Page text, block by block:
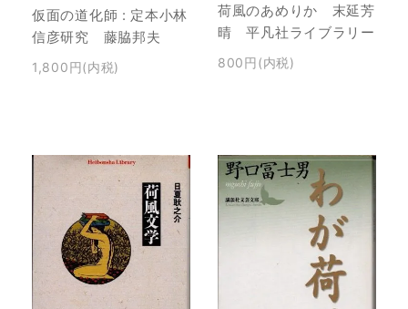
仮面の道化師 : 定本小林
信彦研究 藤脇邦夫
1,800円(内税)
荷風のあめりか 末延芳
晴 平凡社ライブラリー
800円(内税)